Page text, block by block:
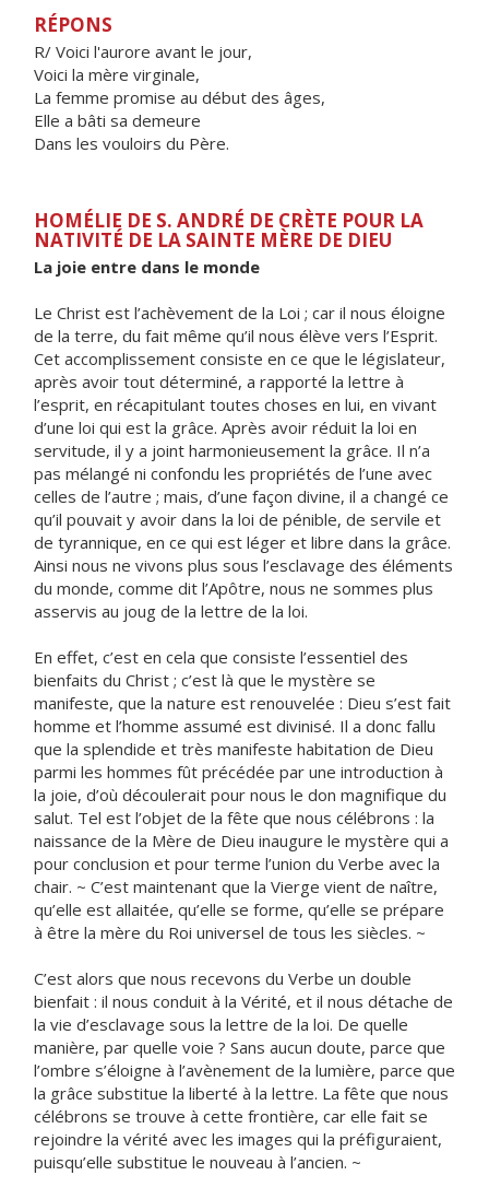
RÉPONS
R/ Voici l'aurore avant le jour,
Voici la mère virginale,
La femme promise au début des âges,
Elle a bâti sa demeure
Dans les vouloirs du Père.
HOMÉLIE DE S. ANDRÉ DE CRÈTE POUR LA
NATIVITÉ DE LA SAINTE MÈRE DE DIEU
La joie entre dans le monde
Le Christ est l’achèvement de la Loi ; car il nous éloigne
de la terre, du fait même qu’il nous élève vers l’Esprit.
Cet accomplissement consiste en ce que le législateur,
après avoir tout déterminé, a rapporté la lettre à
l’esprit, en récapitulant toutes choses en lui, en vivant
d’une loi qui est la grâce. Après avoir réduit la loi en
servitude, il y a joint harmonieusement la grâce. Il n’a
pas mélangé ni confondu les propriétés de l’une avec
celles de l’autre ; mais, d’une façon divine, il a changé ce
qu’il pouvait y avoir dans la loi de pénible, de servile et
de tyrannique, en ce qui est léger et libre dans la grâce.
Ainsi nous ne vivons plus sous l’esclavage des éléments
du monde, comme dit l’Apôtre, nous ne sommes plus
asservis au joug de la lettre de la loi.
En effet, c’est en cela que consiste l’essentiel des
bienfaits du Christ ; c’est là que le mystère se
manifeste, que la nature est renouvelée : Dieu s’est fait
homme et l’homme assumé est divinisé. Il a donc fallu
que la splendide et très manifeste habitation de Dieu
parmi les hommes fût précédée par une introduction à
la joie, d’où découlerait pour nous le don magnifique du
salut. Tel est l’objet de la fête que nous célébrons : la
naissance de la Mère de Dieu inaugure le mystère qui a
pour conclusion et pour terme l’union du Verbe avec la
chair. ~ C’est maintenant que la Vierge vient de naître,
qu’elle est allaitée, qu’elle se forme, qu’elle se prépare
à être la mère du Roi universel de tous les siècles. ~
C’est alors que nous recevons du Verbe un double
bienfait : il nous conduit à la Vérité, et il nous détache de
la vie d’esclavage sous la lettre de la loi. De quelle
manière, par quelle voie ? Sans aucun doute, parce que
l’ombre s’éloigne à l’avènement de la lumière, parce que
la grâce substitue la liberté à la lettre. La fête que nous
célébrons se trouve à cette frontière, car elle fait se
rejoindre la vérité avec les images qui la préfiguraient,
puisqu’elle substitue le nouveau à l’ancien. ~